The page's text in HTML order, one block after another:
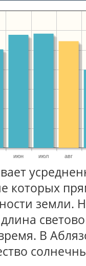
июн июл авг
которых
земли.
В